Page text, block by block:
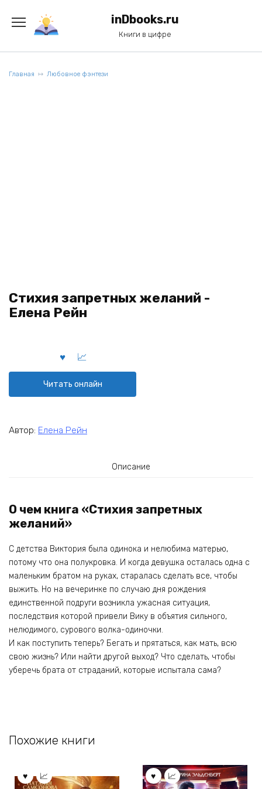
содержанию
inDbooks.ru
Книги в цифре
Главная Любовное фэнтези
Стихия запретных желаний -
Елена Рейн
Читать онлайн
Автор: Елена Рейн
Описание
О чем книга «Стихия запретных
желаний»
С детства Виктория была одинока и нелюбима матерью,
потому что она полукровка. И когда девушка осталась одна с
маленьким братом на руках, старалась сделать все, чтобы
выжить. Но на вечеринке по случаю дня рождения
единственной подруги возникла ужасная ситуация,
последствия которой привели Вику в объятия сильного,
нелюдимого, сурового волка-одиночки.
И как поступить теперь? Бегать и прятаться, как мать, всю
свою жизнь? Или найти другой выход? Что сделать, чтобы
уберечь брата от страданий, которые испытала сама?
Похожие книги